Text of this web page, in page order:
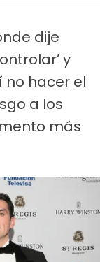
dije
y
no hacer el
a los
más